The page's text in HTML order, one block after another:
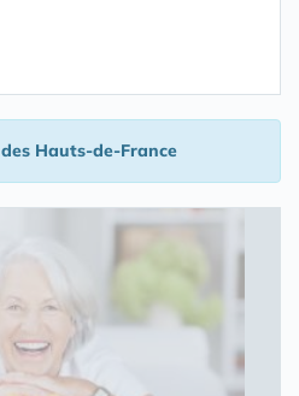
des Hauts-de-France